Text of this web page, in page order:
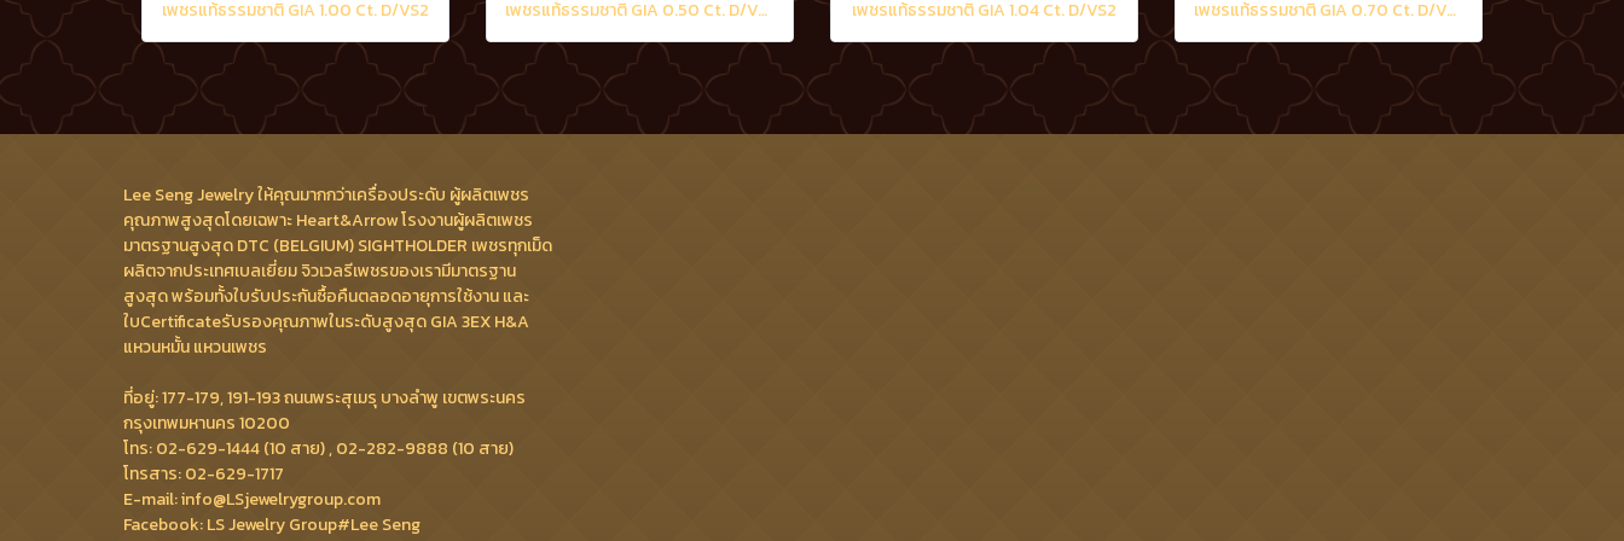
เพชรแท้ธรรมชาติ GIA 1.00 Ct. D/VS2 เพชรแท้ธรรมชาติ GIA 0.50 Ct. D/VS2 เพชรแท้ธรรมชาติ GIA 1.04 Ct. D/VS2 เพชรแท้ธรรมชาติ GIA 0.70 Ct. D/VS2
Lee Seng Jewelry ให้คุณมากกว่าเครื่องประดับ ผู้ผลิตเพชร
คุณภาพสูงสุดโดยเฉพาะ Heart&Arrow โรงงานผู้ผลิตเพชร
มาตรฐานสูงสุด DTC (BELGIUM) SIGHTHOLDER เพชรทุกเม็ด
ผลิตจากประเทศเบลเยี่ยม จิวเวลรีเพชรของเรามีมาตรฐาน
สูงสุด พร้อมทั้งใบรับประกันซื้อคืนตลอดอายุการใช้งาน และ
ใบCertificateรับรองคุณภาพในระดับสูงสุด GIA 3EX H&A
แหวนหมั้น แหวนเพชร
ที่อยู่: 177-179, 191-193 ถนนพระสุเมรุ บางลำพู เขตพระนคร
กรุงเทพมหานคร 10200
โทร: 02-629-1444 (10 สาย) , 02-282-9888 (10 สาย)
โทรสาร: 02-629-1717
E-mail: info@LSjewelrygroup.com
Facebook: LS Jewelry Group#Lee Seng